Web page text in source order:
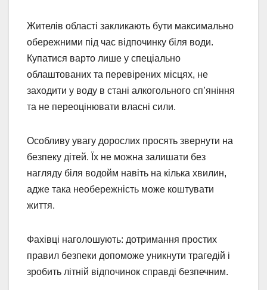
Жителів області закликають бути максимально
обережними під час відпочинку біля води.
Купатися варто лише у спеціально
облаштованих та перевірених місцях, не
заходити у воду в стані алкогольного сп’яніння
та не переоцінювати власні сили.
Особливу увагу дорослих просять звернути на
безпеку дітей. Їх не можна залишати без
нагляду біля водойм навіть на кілька хвилин,
адже така необережність може коштувати
життя.
Фахівці наголошують: дотримання простих
правил безпеки допоможе уникнути трагедій і
зробить літній відпочинок справді безпечним.